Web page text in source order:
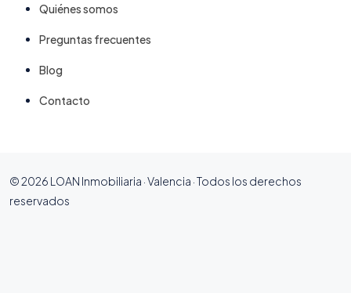
Quiénes somos
Preguntas frecuentes
Blog
Contacto
© 2026 LOAN Inmobiliaria · Valencia · Todos los derechos
reservados